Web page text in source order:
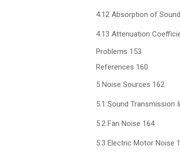
4.12 Absorption of
4.13 Attenuation
Problems 153
References 160
5 Noise Sources 162
5.1 Sound Transmission
5.2 Fan Noise 164
5.3 Electric Motor Noise